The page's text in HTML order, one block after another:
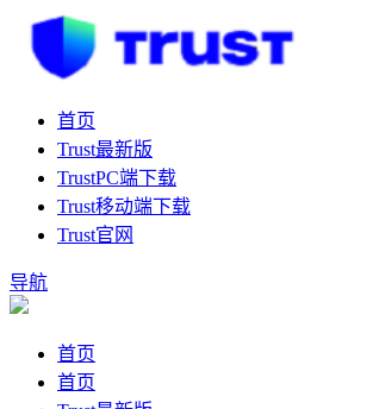
首页
Trust最新版
TrustPC端下载
Trust移动端下载
Trust官网
导航
首页
首页